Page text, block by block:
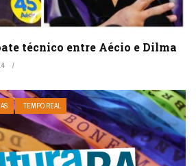
técnico entre Aécio e Dilma
TEMPO REAL